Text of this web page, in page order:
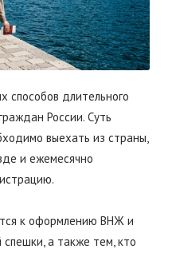
способов длительного
России. Суть
выехать из страны,
и ежемесячно
к оформлению ВНЖ и
а также тем, кто